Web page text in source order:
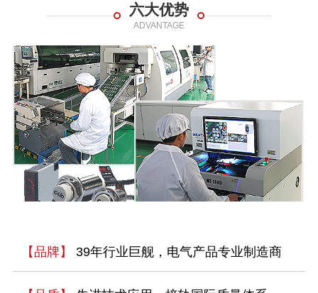
六大优势
ADVANTAGE
【品牌】 39年行业巨舰，电气产品专业制造商